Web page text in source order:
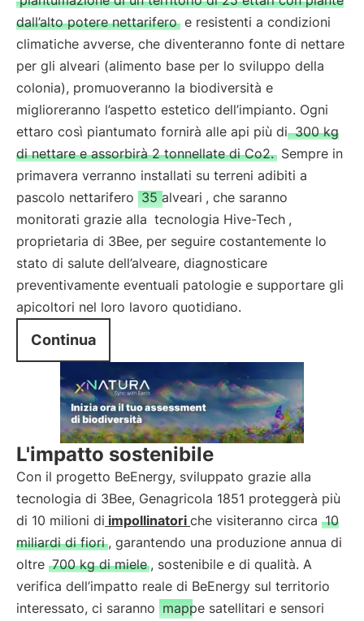
dall’alto potere nettarifero e resistenti a condizioni
climatiche avverse, che diventeranno fonte di nettare
per gli alveari (alimento base per lo sviluppo della
colonia), promuoveranno la biodiversità e
miglioreranno l’aspetto estetico dell’impianto. Ogni
ettaro così piantumato fornirà alle api più di 300 kg
di nettare e assorbirà 2 tonnellate di Co2. Sempre in
primavera verranno installati su terreni adibiti a
pascolo nettarifero 35 alveari , che saranno
monitorati grazie alla tecnologia Hive-Tech ,
proprietaria di 3Bee, per seguire costantemente lo
stato di salute dell’alveare, diagnosticare
preventivamente eventuali patologie e supportare gli
apicoltori nel loro lavoro quotidiano.
Continua
L'impatto sostenibile
Con il progetto BeEnergy, sviluppato grazie alla
tecnologia di 3Bee, Genagricola 1851 proteggerà più
di 10 milioni di impollinatori che visiteranno circa 10
miliardi di fiori , garantendo una produzione annua di
oltre 700 kg di miele , sostenibile e di qualità. A
verifica dell’impatto reale di BeEnergy sul territorio
interessato, ci saranno mappe satellitari e sensori